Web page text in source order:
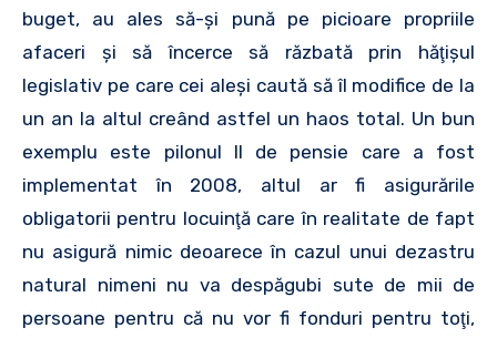
buget, au ales să-şi pună pe picioare propriile
afaceri şi să încerce să răzbată prin hăţişul
legislativ pe care cei aleşi caută să îl modifice de la
un an la altul creând astfel un haos total. Un bun
exemplu este pilonul II de pensie care a fost
implementat în 2008, altul ar fi asigurările
obligatorii pentru locuinţă care în realitate de fapt
nu asigură nimic deoarece în cazul unui dezastru
natural nimeni nu va despăgubi sute de mii de
persoane pentru că nu vor fi fonduri pentru toţi,